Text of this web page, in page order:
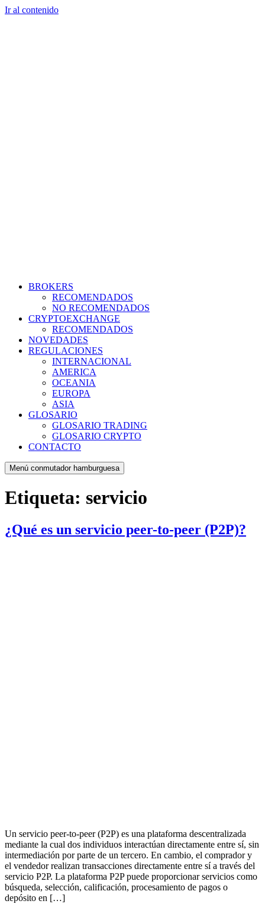
Ir al contenido
BROKERS
RECOMENDADOS
NO RECOMENDADOS
CRYPTOEXCHANGE
RECOMENDADOS
NOVEDADES
REGULACIONES
INTERNACIONAL
AMERICA
OCEANIA
EUROPA
ASIA
GLOSARIO
GLOSARIO TRADING
GLOSARIO CRYPTO
CONTACTO
Menú conmutador hamburguesa
Etiqueta: servicio
¿Qué es un servicio peer-to-peer (P2P)?
Un servicio peer-to-peer (P2P) es una plataforma descentralizada
mediante la cual dos individuos interactúan directamente entre sí, sin
intermediación por parte de un tercero. En cambio, el comprador y
el vendedor realizan transacciones directamente entre sí a través del
servicio P2P. La plataforma P2P puede proporcionar servicios como
búsqueda, selección, calificación, procesamiento de pagos o
depósito en […]